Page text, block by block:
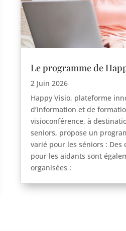
Le programme de
2 Juin 2026
Happy Visio, plateforme
d’information et de
visioconférence, à
seniors, propose un
varié pour les séniors : Des
pour les aidants sont
organisées :